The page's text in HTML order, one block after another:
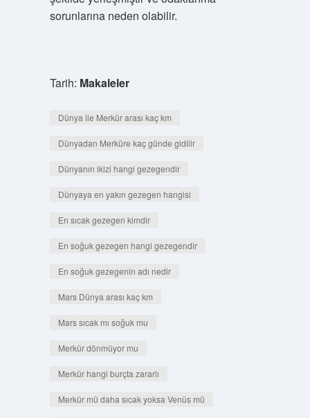
sorunlarına neden olabilir.
Tarih: Makaleler
Dünya ile Merkür arası kaç km
Dünyadan Merküre kaç günde gidilir
Dünyanın ikizi hangi gezegendir
Dünyaya en yakın gezegen hangisi
En sıcak gezegen kimdir
En soğuk gezegen hangi gezegendir
En soğuk gezegenin adı nedir
Mars Dünya arası kaç km
Mars sıcak mı soğuk mu
Merkür dönmüyor mu
Merkür hangi burçta zararlı
Merkür mü daha sıcak yoksa Venüs mü